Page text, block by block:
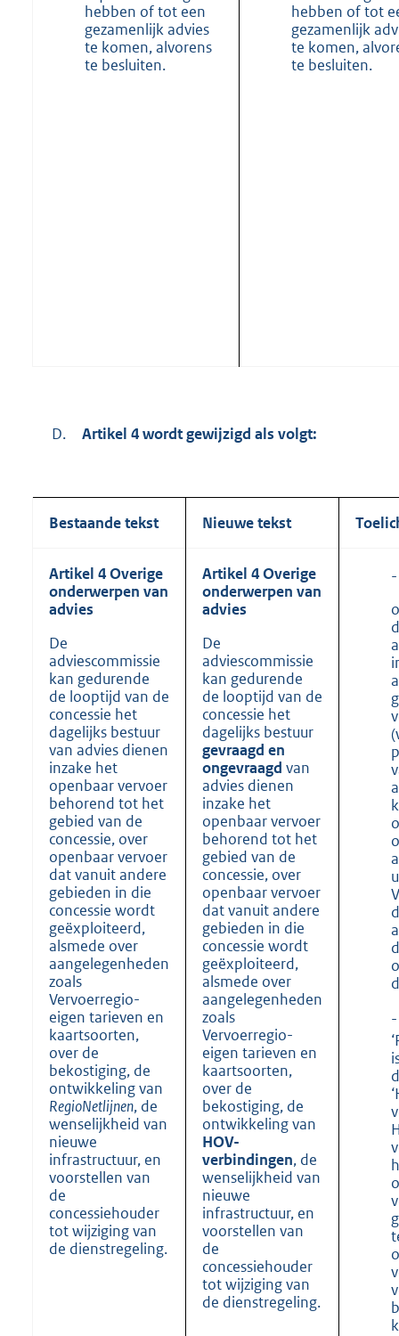
hebben of tot een
gezamenlijk advies
te komen, alvorens
te besluiten.
hebben of tot
gezamenlijk
te komen,
te besluiten.
D. Artikel 4 wordt gewijzigd als volgt:
Bestaande tekst Nieuwe tekst
Artikel 4 Overige
onderwerpen van
advies
De
adviescommissie
kan gedurende
de looptijd van de
concessie het
dagelijks bestuur
van advies dienen
inzake het
openbaar vervoer
behorend tot het
gebied van de
concessie, over
openbaar vervoer
dat vanuit andere
gebieden in die
concessie wordt
geëxploiteerd,
alsmede over
aangelegenheden
zoals
Vervoerregio-
eigen tarieven en
kaartsoorten,
over de
bekostiging, de
ontwikkeling van
RegioNetlijnen, de
wenselijkheid van
nieuwe
infrastructuur, en
voorstellen van
de
concessiehouder
tot wijziging van
de dienstregeling.
Artikel 4 Overige
onderwerpen van
advies
De
adviescommissie
kan gedurende
de looptijd van de
concessie het
dagelijks bestuur
gevraagd en
ongevraagd van
advies dienen
inzake het
openbaar vervoer
behorend tot het
gebied van de
concessie, over
openbaar vervoer
dat vanuit andere
gebieden in die
concessie wordt
geëxploiteerd,
alsmede over
aangelegenheden
zoals
Vervoerregio-
eigen tarieven en
kaartsoorten,
over de
bekostiging, de
ontwikkeling van
HOV-
verbindingen, de
wenselijkheid van
nieuwe
infrastructuur, en
voorstellen van
de
concessiehouder
tot wijziging van
de dienstregeling.
-
-